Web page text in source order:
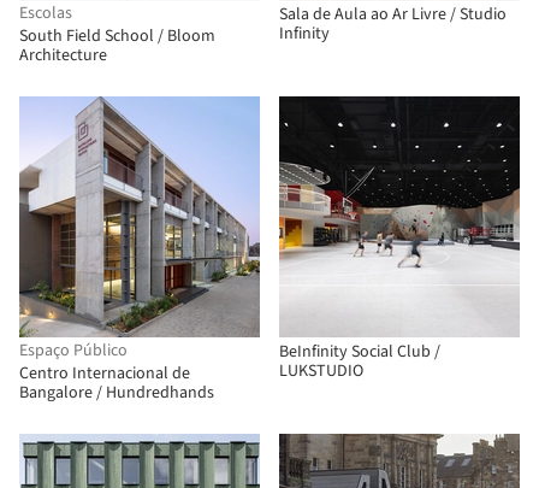
Escolas
South Field School / Bloom
Architecture
Sala de Aula ao Ar Livre / Studio
Infinity
Espaço Público
Centro Internacional de
Bangalore / Hundredhands
BeInfinity Social Club /
LUKSTUDIO